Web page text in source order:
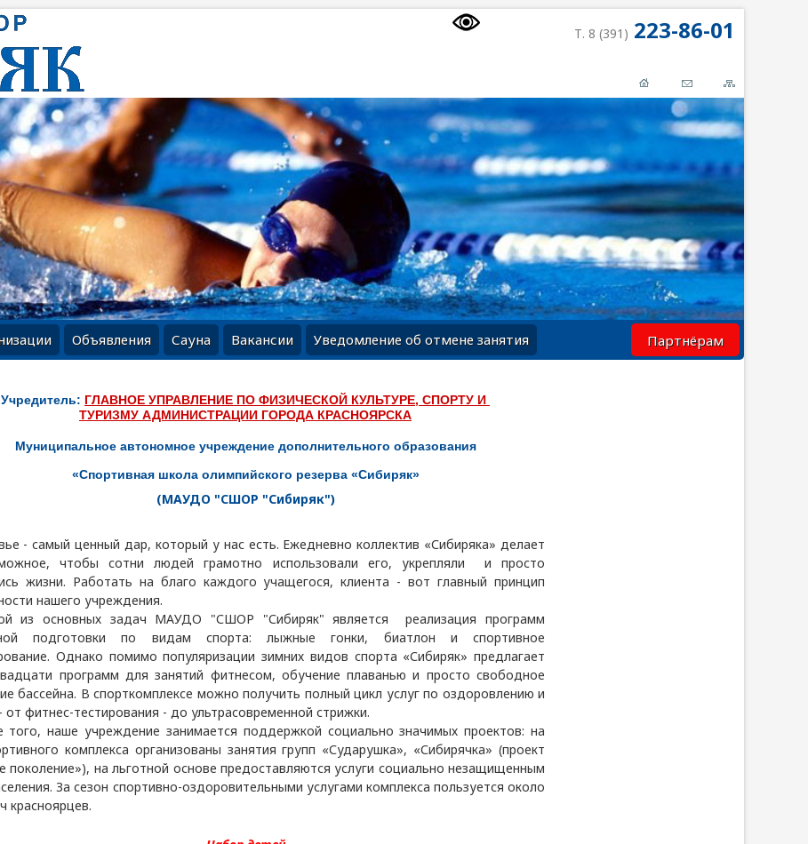
Т. 8 (391) 223-86-01
Объявления Сауна Вакансии Уведомление об отмене занятия Партнёрам
Учредитель: ГЛАВНОЕ УПРАВЛЕНИЕ ПО ФИЗИЧЕСКОЙ КУЛЬТУРЕ, СПОРТУ И
ТУРИЗМУ АДМИНИСТРАЦИИ ГОРОДА КРАСНОЯРСКА
Муниципальное автономное учреждение дополнительного образования
«Спортивная школа олимпийского резерва «Сибиряк»
(МАУДО "СШОР "Сибиряк")
- самый ценный дар, который у нас есть. Ежедневно коллектив «Сибиряка» делает
чтобы сотни людей грамотно использовали его, укрепляли и просто
жизни. Работать на благо каждого учащегося, клиента - вот главный принцип
нашего учреждения.
основных задач МАУДО "СШОР "Сибиряк" является реализация программ
подготовки по видам спорта: лыжные гонки, биатлон и спортивное
Однако помимо популяризации зимних видов спорта «Сибиряк» предлагает
программ для занятий фитнесом, обучение плаванью и просто свободное
бассейна. В спорткомплексе можно получить полный цикл услуг по оздоровлению и
от фитнес-тестирования - до ультрасовременной стрижки.
наше учреждение занимается поддержкой социально значимых проектов: на
комплекса организованы занятия групп «Сударушка», «Сибирячка» (проект
поколение»), на льготной основе предоставляются услуги социально незащищенным
За сезон спортивно-оздоровительными услугами комплекса пользуется около
красноярцев.